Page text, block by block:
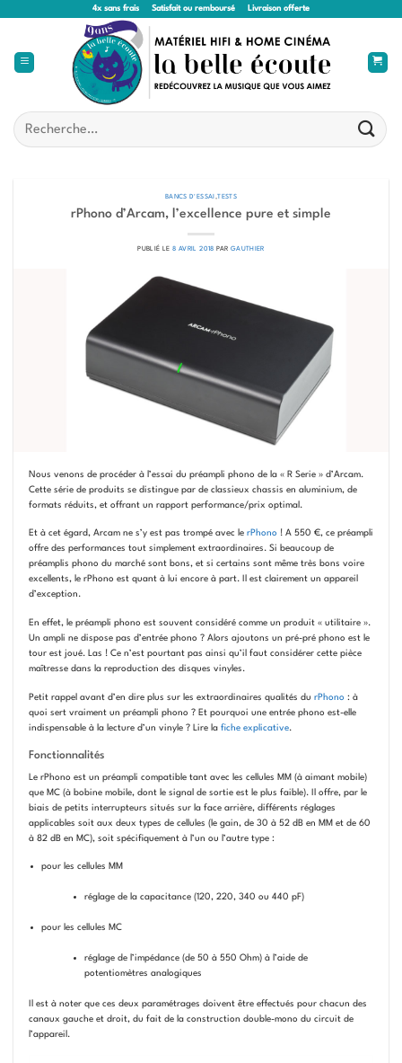
4x sans frais Satisfait ou remboursé Livraison offerte
Recherche
pour :
BANCS D'ESSAI ,TESTS
rPhono d’Arcam, l’excellence pure et simple
PUBLIÉ LE8 AVRIL 2018 PAR GAUTHIER
Nous venons de procéder à l’essai du préampli phono de la « R Serie » d’Arcam.
Cette série de produits se distingue par de classieux chassis en aluminium, de
formats réduits, et offrant un rapport performance/prix optimal.
Et à cet égard, Arcam ne s’y est pas trompé avec le rPhono ! A 550 €, ce préampli
offre des performances tout simplement extraordinaires. Si beaucoup de
préamplis phono du marché sont bons, et si certains sont même très bons voire
excellents, le rPhono est quant à lui encore à part. Il est clairement un appareil
d’exception.
En effet, le préampli phono est souvent considéré comme un produit « utilitaire ».
Un ampli ne dispose pas d’entrée phono ? Alors ajoutons un pré-pré phono est le
tour est joué. Las ! Ce n’est pourtant pas ainsi qu’il faut considérer cette pièce
maîtresse dans la reproduction des disques vinyles.
Petit rappel avant d’en dire plus sur les extraordinaires qualités du rPhono : à
quoi sert vraiment un préampli phono ? Et pourquoi une entrée phono est-elle
indispensable à la lecture d’un vinyle ? Lire la fiche explicative.
Fonctionnalités
Le rPhono est un préampli compatible tant avec les cellules MM (à aimant mobile)
que MC (à bobine mobile, dont le signal de sortie est le plus faible). Il offre, par le
biais de petits interrupteurs situés sur la face arrière, différents réglages
applicables soit aux deux types de cellules (le gain, de 30 à 52 dB en MM et de 60
à 82 dB en MC), soit spécifiquement à l’un ou l’autre type :
pour les cellules MM
réglage de la capacitance (120, 220, 340 ou 440 pF)
pour les cellules MC
réglage de l’impédance (de 50 à 550 Ohm) à l’aide de
potentiomètres analogiques
Il est à noter que ces deux paramétrages doivent être effectués pour chacun des
canaux gauche et droit, du fait de la construction double-mono du circuit de
l’appareil.